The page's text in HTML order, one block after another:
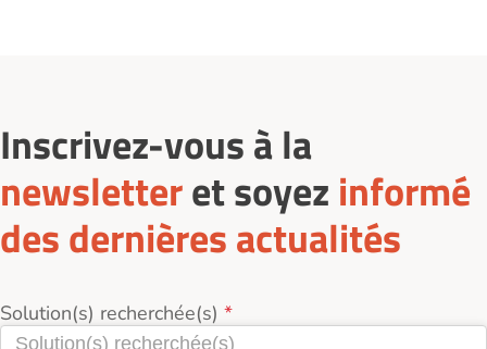
Inscrivez-vous à la
newsletteret soyez informé
des dernières actualités
Solution(s) recherchée(s)